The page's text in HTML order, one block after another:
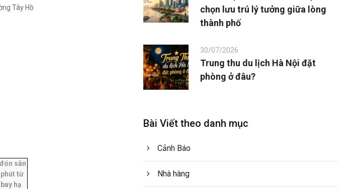
Tây Hồ
sân
phút từ
hạ
chọn lưu trú lý tưởng giữa lòng
thành phố
30/07/2026
Trung thu du lịch Hà Nội đặt
phòng ở đâu?
Bài Viết theo danh mục
Cảnh Báo
Nhà hàng